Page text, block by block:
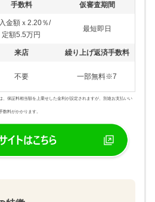
手数料 仮審査期間
金額ｘ2.20％/
定額5.5万円
最短即日
来店 繰り上げ返済手数料
不要 一部無料※7
保証料相当額を上乗せした金利が設定されますが、別途お支払いい
料がかかります。